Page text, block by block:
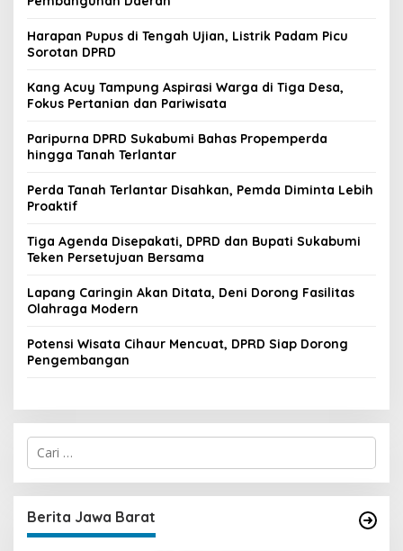
Harapan Pupus di Tengah Ujian, Listrik Padam Picu
Sorotan DPRD
Kang Acuy Tampung Aspirasi Warga di Tiga Desa,
Fokus Pertanian dan Pariwisata
Paripurna DPRD Sukabumi Bahas Propemperda
hingga Tanah Terlantar
Perda Tanah Terlantar Disahkan, Pemda Diminta Lebih
Proaktif
Tiga Agenda Disepakati, DPRD dan Bupati Sukabumi
Teken Persetujuan Bersama
Lapang Caringin Akan Ditata, Deni Dorong Fasilitas
Olahraga Modern
Potensi Wisata Cihaur Mencuat, DPRD Siap Dorong
Pengembangan
C
i
u
n
t
Berita Jawa Barat